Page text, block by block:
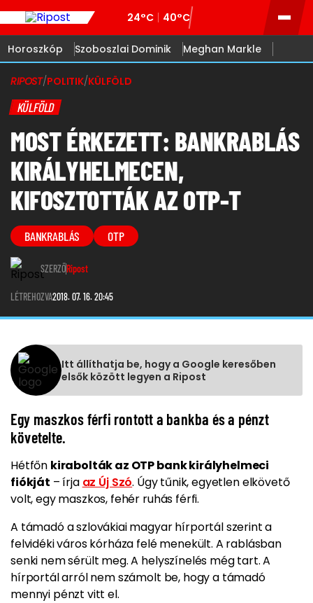
24°C 40°C
Horoszkóp Szoboszlai Dominik Meghan Markle
RIPOST/POLITIK/KÜLFÖLD
KÜLFÖLD
MOST ÉRKEZETT: BANKRABLÁS
KIRÁLYHELMECEN,
KIFOSZTOTTÁK AZ OTP-T
BANKRABLÁS OTP
SZERZŐRipost
LÉTREHOZVA2018. 07. 16. 20:45
Itt állíthatja be, hogy a Google keresőben
elsők között legyen a Ripost
Egy maszkos férfi rontott a bankba és a pénzt
követelte.
Hétfőn kirabolták az OTP bank királyhelmeci
fiókját – írja az Új Szó. Úgy tűnik, egyetlen elkövető
volt,egy maszkos, fehér ruhás férfi.
A támadó a szlovákiai magyar hírportál szerint a
felvidéki város kórháza felé menekült. A rablásban
senki nem sérült meg. A helyszínelés még tart. A
hírportál arról nem számolt be, hogy a támadó
mennyi pénzt vitt el.